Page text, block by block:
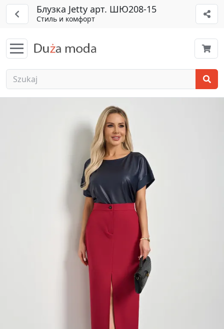
Блузка Jetty арт. ШЮ208-15
Стиль и комфорт